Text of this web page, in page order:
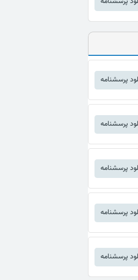
پرسشنامه
پرسشنامه
پرسشنامه
پرسشنامه
پرسشنامه